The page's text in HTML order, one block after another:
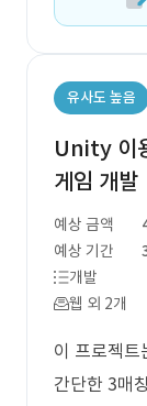
유사도 높음
Unity 이
게임 개발
예상 금액
예상 기간
개발
웹 외 2개
이 프로젝
간단한 3매